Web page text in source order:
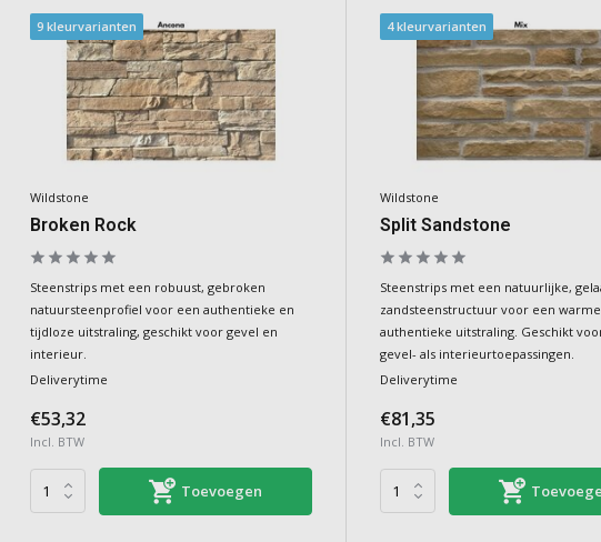
9 kleurvarianten
Wildstone
Broken Rock
Steenstrips met een robuust, gebroken
natuursteenprofiel voor een authentieke en
tijdloze uitstraling, geschikt voor gevel en
interieur.
Deliverytime
€53,32
Incl. BTW
Toevoegen
4 kleurvarianten
Wildstone
Split Sandstone
Steenstrips met een natuurlijke,
zandsteenstructuur voor een
authentieke uitstraling. Geschikt
gevel- als interieurtoepassingen.
Deliverytime
€81,35
Incl. BTW